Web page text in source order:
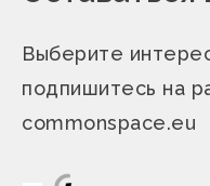
Выберите
подпишитесь на
commonspace.eu